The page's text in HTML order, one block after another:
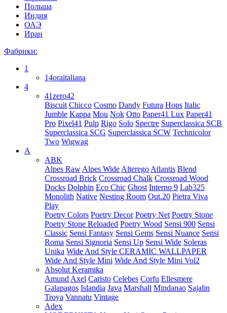
Польша
Индия
ОАЭ
Иран
Фабрики:
1
14oraitaliana
4
41zero42
Biscuit Chicco Cosmo Dandy Futura Hops Italic
Jumble Kappa Mou Nok Otto Paper41 Lux Paper41
Pro Pixel41 Pulp Rigo Solo Spectre Superclassica SCB
Superclassica SCG Superclassica SCW Technicolor
Two Wigwag
A
ABK
Alpes Raw Alpes Wide Alterego Atlantis Blend
Crossroad Brick Crossroad Chalk Crossroad Wood
Docks Dolphin Eco Chic Ghost Interno 9 Lab325
Monolith Native Nesting Room Out.20 Pietra Viva
Play
Poetry Colors Poetry Decor Poetry Net Poetry Stone
Poetry Stone Reloaded Poetry Wood Sensi 900 Sensi
Classic Sensi Fantasy Sensi Gems Sensi Nuance Sensi
Roma Sensi Signoria Sensi Up Sensi Wide Soleras
Unika Wide And Style CERAMIC WALLPAPER
Wide And Style Mini Wide And Style Mini Vol2
Absolut Keramika
Amund Axel Caristo Celebes Corfu Ellesmere
Galapagos Islandia Java Marshall Mindanao Sajalin
Troya Vannatu Vintage
Adex